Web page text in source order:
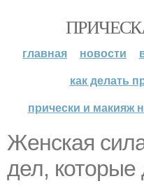
главная новости
как делать
прически и макияж
Женская
дел,